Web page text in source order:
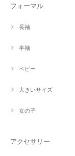
フォーマル
長袖
半袖
ベビー
大きいサイズ
女の子
アクセサリー